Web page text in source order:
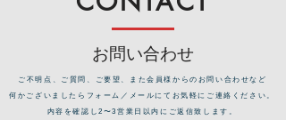
お問い合わせ
​ご不明点、ご質問、ご要望、また会員様からのお問い合わせなど
何かございましたらフォーム／メールにてお気軽にご連絡ください。
内容を確認し2〜3営業日以内にご返信致します。